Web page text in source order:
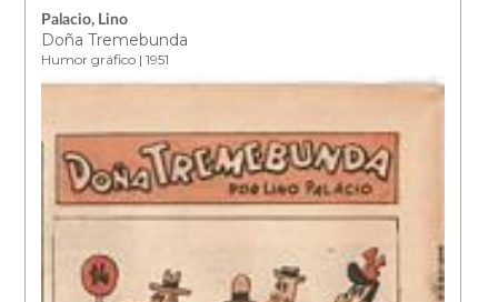
Palacio, Lino
Doña Tremebunda
Humor gráfico | 1951